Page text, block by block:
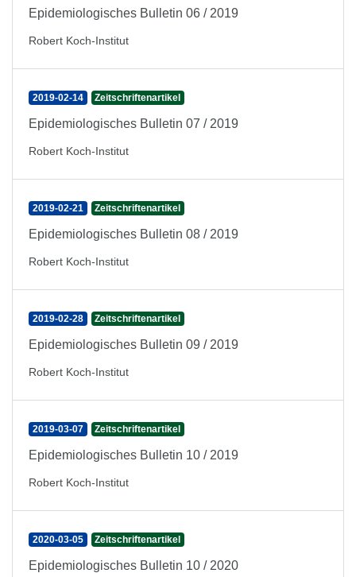
Epidemiologisches Bulletin 06 / 2019
Robert Koch-Institut
2019-02-14 Zeitschriftenartikel
Epidemiologisches Bulletin 07 / 2019
Robert Koch-Institut
2019-02-21 Zeitschriftenartikel
Epidemiologisches Bulletin 08 / 2019
Robert Koch-Institut
2019-02-28 Zeitschriftenartikel
Epidemiologisches Bulletin 09 / 2019
Robert Koch-Institut
2019-03-07 Zeitschriftenartikel
Epidemiologisches Bulletin 10 / 2019
Robert Koch-Institut
2020-03-05 Zeitschriftenartikel
Epidemiologisches Bulletin 10 / 2020